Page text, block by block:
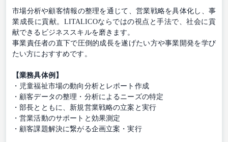
市場分析や顧客情報の整理を通じて、営業戦略を具体化し、事
業成長に貢献。LITALICOならではの視点と手法で、社会に貢
献できるビジネススキルを磨きます。
事業責任者の直下で圧倒的成長を遂げたい方や事業開発を学び
たい方におすすめです。
【業務具体例】
・児童福祉市場の動向分析とレポート作成
・顧客データの整理・分析によるニーズの特定
・部長とともに、新規営業戦略の立案と実行
・営業活動のサポートと効果測定
・顧客課題解決に繋がる企画立案・実行